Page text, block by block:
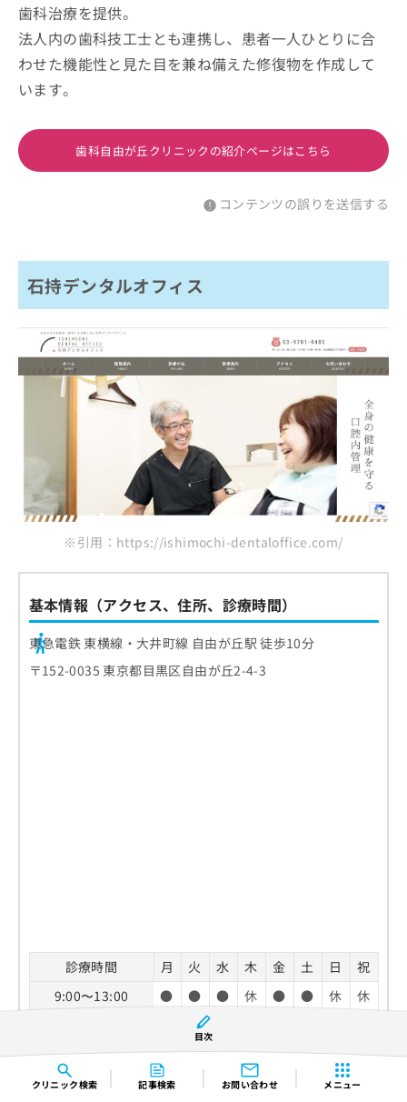
クリニック検索 記事検索 お問い合わせ メニュー
歯科治療を提供。
法人内の歯科技工士とも連携し、患者一人ひとりに合
わせた機能性と見た目を兼ね備えた修復物を作成して
います。
歯科自由が丘クリニックの紹介ページはこちら
コンテンツの誤りを送信する
石持デンタルオフィス
※引用：https://ishimochi-dentaloffice.com/
基本情報（アクセス、住所、診療時間）
東急電鉄 東横線・大井町線 自由が丘駅 徒歩10分
〒152-0035 東京都目黒区自由が丘2-4-3
診療時間 月 火 水 木 金 土 日
祝
9:00〜13:00
● ● ● 休 ● ● 休
休
●
▲…14:00〜17:00
休診日：木曜日、日曜日、祝祭日
目次